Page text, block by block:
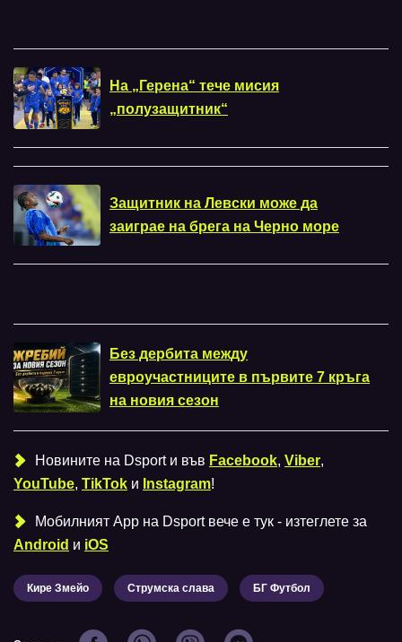
На „Герена“ тече мисия
„полузащитник“
Защитник на Левски може да
заиграе на брега на Черно море
Без дербита между
евроучастниците в първите 7 кръга
на новия сезон
Новините на Dsport и във Facebook, Viber,
YouTube, TikTok и Instagram!
Мобилният Аpp на Dsport вече е тук - изтеглете за
Android и iOS
Кире Змейо Струмска слава БГ Футбол